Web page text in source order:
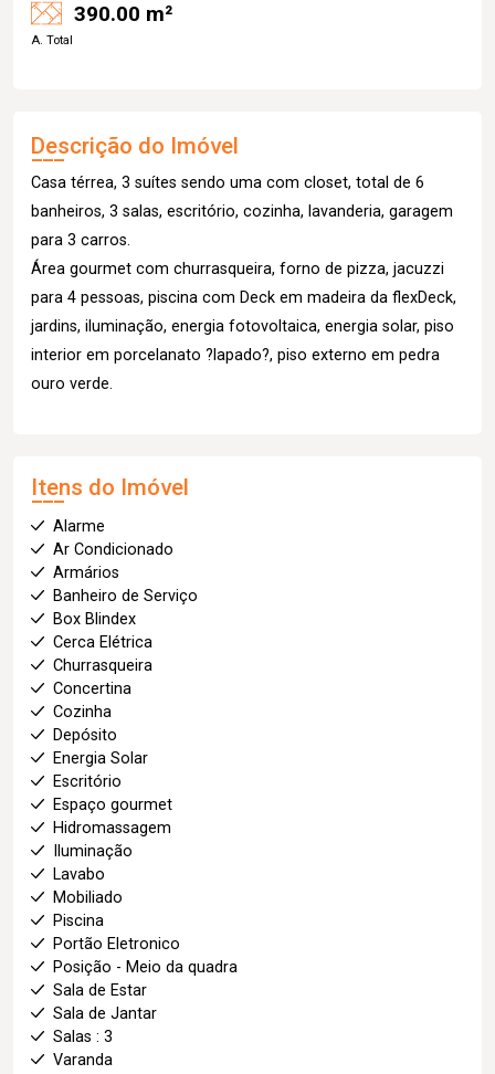
390.00 m²
A. Total
Descrição do Imóvel
Casa térrea, 3 suítes sendo uma com closet, total de 6
banheiros, 3 salas, escritório, cozinha, lavanderia, garagem
para 3 carros.
Área gourmet com churrasqueira, forno de pizza, jacuzzi
para 4 pessoas, piscina com Deck em madeira da flexDeck,
jardins, iluminação, energia fotovoltaica, energia solar, piso
interior em porcelanato ?lapado?, piso externo em pedra
ouro verde.
Itens do Imóvel
Alarme
Ar Condicionado
Armários
Banheiro de Serviço
Box Blindex
Cerca Elétrica
Churrasqueira
Concertina
Cozinha
Depósito
Energia Solar
Escritório
Espaço gourmet
Hidromassagem
Iluminação
Lavabo
Mobiliado
Piscina
Portão Eletronico
Posição - Meio da quadra
Sala de Estar
Sala de Jantar
Salas : 3
Varanda